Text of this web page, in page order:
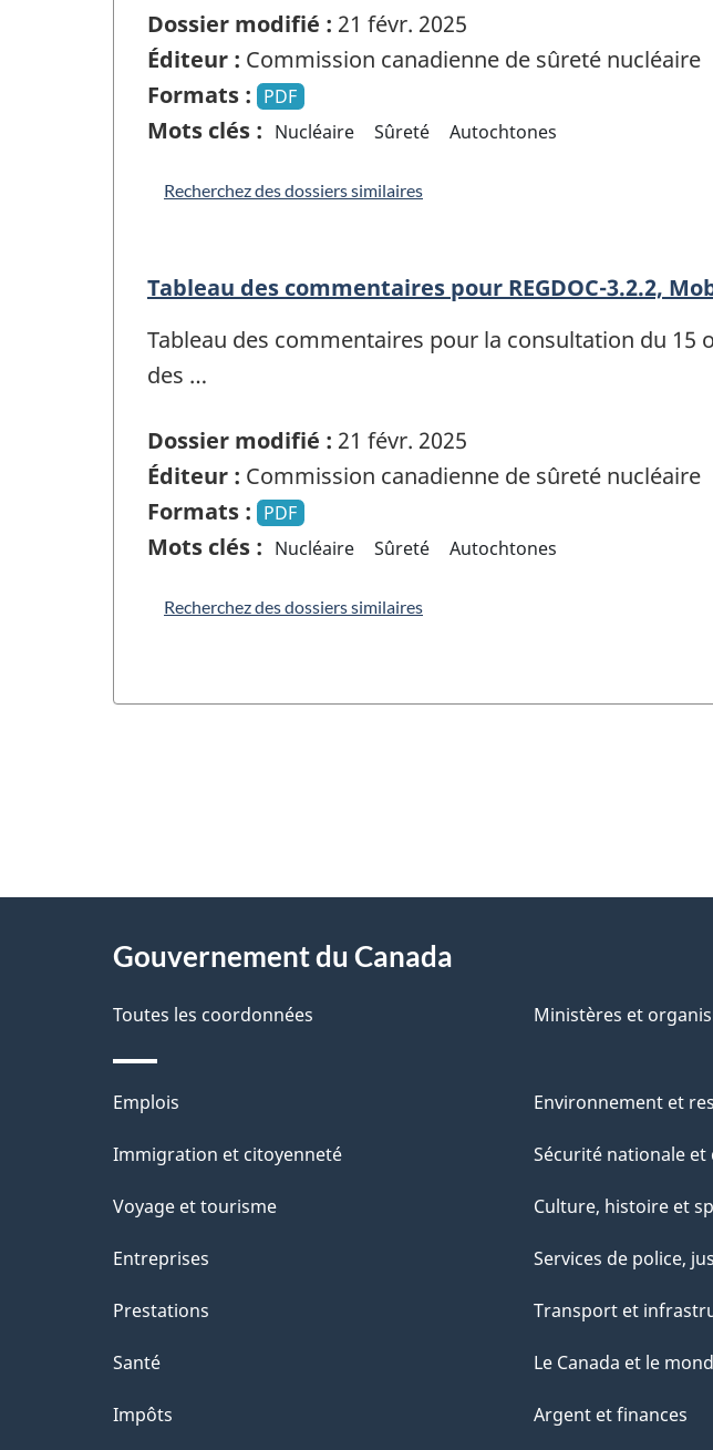
Dossier modifié : 21 févr. 2025
Éditeur : Commission canadienne de sûreté nucléaire
Formats : PDF
Mots clés : Nucléaire Sûreté Autochtones
Recherchez des dossiers similaires
Tableau des commentaires pour REGDOC-3.2.2,
Tableau des commentaires pour la consultation du 15
des …
Dossier modifié : 21 févr. 2025
Éditeur : Commission canadienne de sûreté nucléaire
Formats : PDF
Mots clés : Nucléaire Sûreté Autochtones
Recherchez des dossiers similaires
D
é
t
a
i
l
d
e
l
p
a
g
Gouvernement du Canada
Toutes les coordonnées Ministères et
Thèmes
et
Emplois
Immigration et citoyenneté
Voyage et tourisme
Entreprises
Prestations
Santé
Impôts
Environnement et
Sécurité nationale et
Culture, histoire et
Services de police,
Transport et
Le Canada et le
Argent et finances